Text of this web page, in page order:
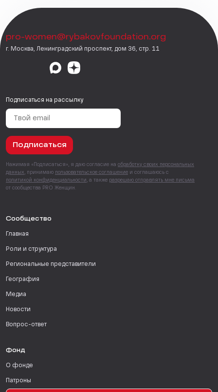
pro-women@rybakovfoundation.org
г. Москва, Ленинградский проспект, дом 36, стр. 11
Подписаться на рассылку
Подписаться
Нажимая «Подписаться», я даю согласие на обработку своих персональных
данных , принимаю пользовательское соглашение и соглашаюсь с
политикой конфиденциальности , а также разрешаю отправлять мне письма
от сообщества PRO Женщин.
Сообщество
Главная
Роли и структура
Региональные представители
География
Медиа
Новости
Вопрос-ответ
Фонд
О фонде
Патроны